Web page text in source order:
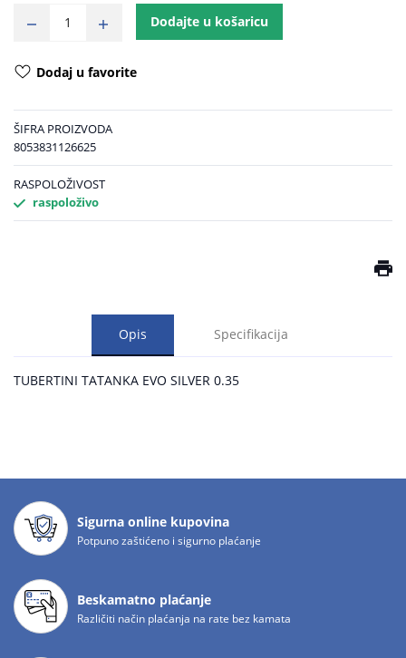
Dodajte u košaricu
Dodaj u favorite
ŠIFRA PROIZVODA
8053831126625
RASPOLOŽIVOST
raspoloživo
Opis Specifikacija
TUBERTINI TATANKA EVO SILVER 0.35
Sigurna online kupovina
Potpuno zaštićeno i sigurno plaćanje
Beskamatno plaćanje
Različiti način plaćanja na rate bez kamata